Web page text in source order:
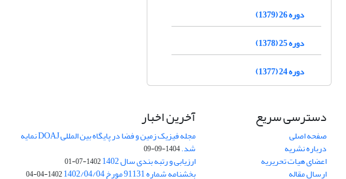
دوره 26 (1379)
دوره 25 (1378)
دوره 24 (1377)
دسترسی سریع
صفحه اصلی
درباره نشریه
اعضای هیات تحریریه
ارسال مقاله
آخرین اخبار
مجله فیزیک زمین و فضا در پایگاه بین المللی DOAJ نمایه
شد.1404-09-09
ارزیابی و رتبه بندی سال 1402 1402-07-01
بخشنامه شماره 91131 مورخ 1402/04/04 1402-04-04